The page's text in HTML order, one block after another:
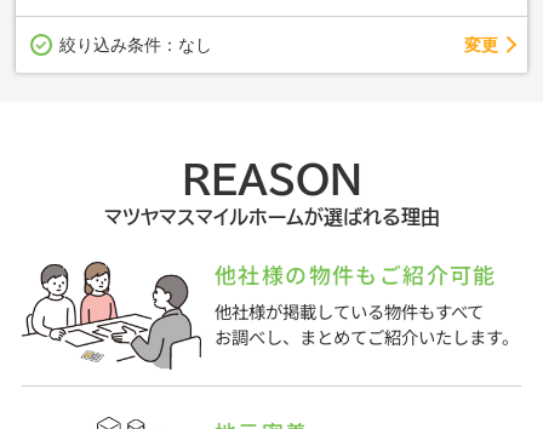
絞り込み条件： なし 変更
REASON
マツヤマスマイルホームが選ばれる理由
他社様の物件もご紹介可能
他社様が掲載している物件もすべて
お調べし、まとめてご紹介いたします。